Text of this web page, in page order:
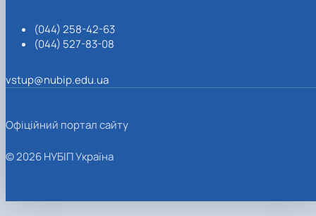
(044) 258-42-63
(044) 527-83-08
vstup@nubip.edu.ua
Офіційний портал сайту
© 2026 НУБІП Україна